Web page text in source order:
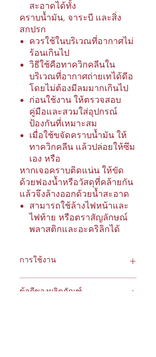
สะอาดได้ทั้ง
คราบน้ำมัน, จาระบี และสิ่ง
สกปรก
ควรใช้ในบริเวณที่อากาศไม่
ร้อนเกินไป
วิธีใช้คือทาควิกคลีนใน
บริเวณที่อากาศถ่ายเทได้ดีอ
โดยไม่ต้องมีลมมากเกินไป
ก่อนใช้งาน ให้ตรวจสอบ
คู่มือและสวมใส่อุปกรณ์
ป้องกันที่เหมาะสม
เมื่อใช้ขจัดคราบน้ำมัน ให้
ทาควิกคลีน แล้วปล่อยให้ซึม
เอง หรือ
หากเจอคราบติดแน่น ให้ขัด
ด้วยฟองน้ำหรือวัสดุที่คล้ายกัน
แล้วจึงล้างออกด้วยน้ำสะอาด
สามารถใช้ล้างไฟหน้าและ
ไฟท้าย หรือตราสัญลักษณ์
พลาสติกและอะคริลิกได้
การใช้งาน
อุปกรณ์ต่างๆ และวัตถุประสงค์ทั่วไป
ข้อดีของผลิตภัณฑ์